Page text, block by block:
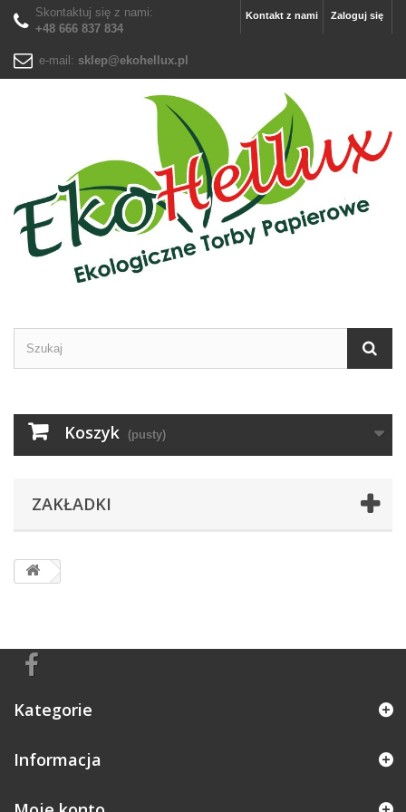
Zaloguj się
Kontakt z nami
Skontaktuj się z nami:
+48 666 837 834
e-mail: sklep@ekohellux.pl
Koszyk (pusty)
ZAKŁADKI
Kategorie
Informacja